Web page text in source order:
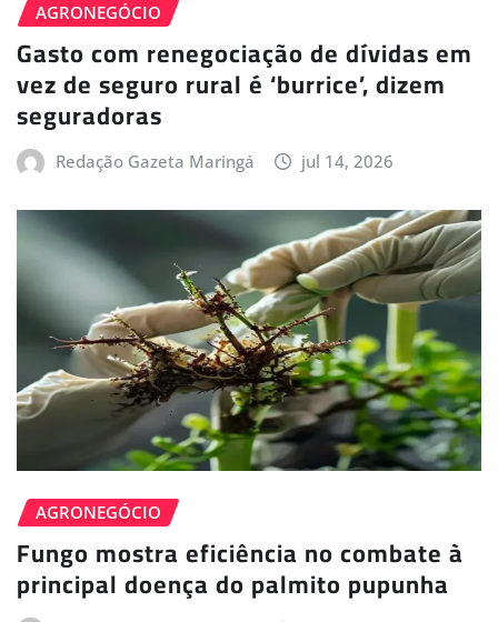
AGRONEGÓCIO
Gasto com renegociação de dívidas em
vez de seguro rural é ‘burrice’, dizem
seguradoras
Redação Gazeta Maringá jul 14, 2026
AGRONEGÓCIO
Fungo mostra eficiência no combate à
principal doença do palmito pupunha